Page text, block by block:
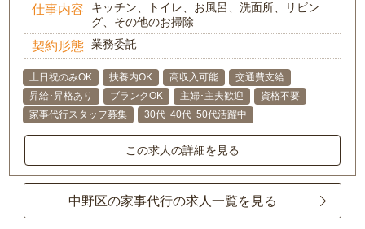
仕事内容
キッチン、トイレ、お風呂、洗面所、リビン
グ、その他のお掃除
契約形態 業務委託
土日祝のみOK 扶養内OK 高収入可能
交通費支給
昇給･昇格あり
ブランクOK 主婦･主夫歓迎
資格不要
家事代行スタッフ募集
30代･40代･50代活躍中
この求人の詳細を見る
中野区の家事代行の求人一覧を見る